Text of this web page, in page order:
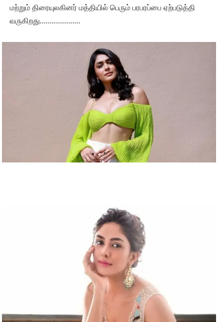
மற்றும் திரையுலகினர் மத்தியில் பெரும் பரபரப்பை ஏற்படுத்தி
வருகிறது…………………